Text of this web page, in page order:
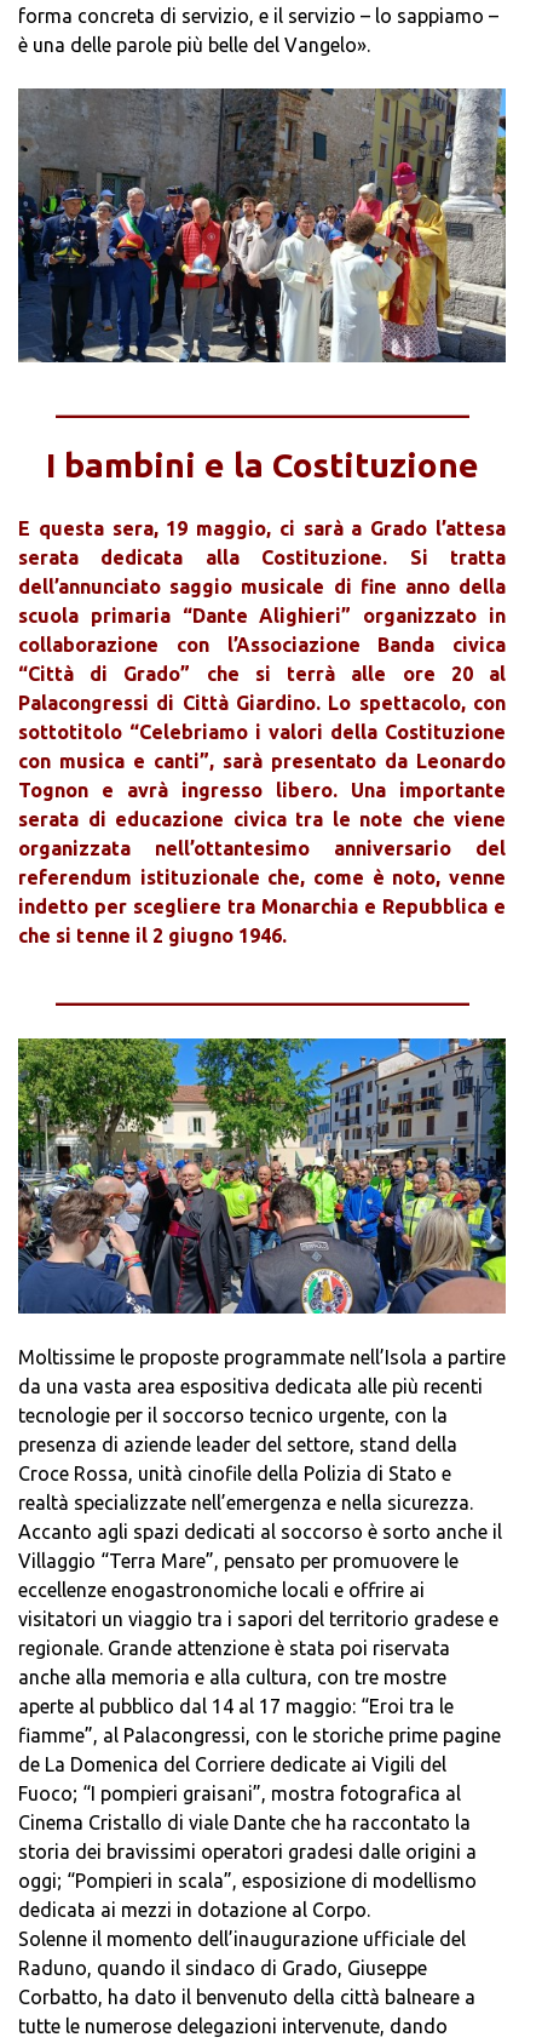
forma concreta di servizio, e il servizio – lo sappiamo –
è una delle parole più belle del Vangelo».
I bambini e la Costituzione
E questa sera, 19 maggio, ci sarà a Grado l’attesa
serata dedicata alla Costituzione. Si tratta
dell’annunciato saggio musicale di fine anno della
scuola primaria “Dante Alighieri” organizzato in
collaborazione con l’Associazione Banda civica
“Città di Grado” che si terrà alle ore 20 al
Palacongressi di Città Giardino. Lo spettacolo, con
sottotitolo “Celebriamo i valori della Costituzione
con musica e canti”, sarà presentato da Leonardo
Tognon e avrà ingresso libero. Una importante
serata di educazione civica tra le note che viene
organizzata nell’ottantesimo anniversario del
referendum istituzionale che, come è noto, venne
indetto per scegliere tra Monarchia e Repubblica e
che si tenne il 2 giugno 1946.
Moltissime le proposte programmate nell’Isola a partire
da una vasta area espositiva dedicata alle più recenti
tecnologie per il soccorso tecnico urgente, con la
presenza di aziende leader del settore, stand della
Croce Rossa, unità cinofile della Polizia di Stato e
realtà specializzate nell’emergenza e nella sicurezza.
Accanto agli spazi dedicati al soccorso è sorto anche il
Villaggio “Terra Mare”, pensato per promuovere le
eccellenze enogastronomiche locali e offrire ai
visitatori un viaggio tra i sapori del territorio gradese e
regionale. Grande attenzione è stata poi riservata
anche alla memoria e alla cultura, con tre mostre
aperte al pubblico dal 14 al 17 maggio: “Eroi tra le
fiamme”, al Palacongressi, con le storiche prime pagine
de La Domenica del Corriere dedicate ai Vigili del
Fuoco; “I pompieri graisani”, mostra fotografica al
Cinema Cristallo di viale Dante che ha raccontato la
storia dei bravissimi operatori gradesi dalle origini a
oggi; “Pompieri in scala”, esposizione di modellismo
dedicata ai mezzi in dotazione al Corpo.
Solenne il momento dell’inaugurazione ufficiale del
Raduno, quando il sindaco di Grado, Giuseppe
Corbatto, ha dato il benvenuto della città balneare a
tutte le numerose delegazioni intervenute, dando